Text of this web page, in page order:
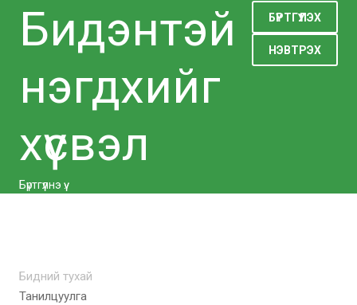
Бидэнтэй
нэгдхийг
хүсвэл
Бүртгүүлнэ үү.
БҮРТГҮҮЛЭХ
НЭВТРЭХ
Бидний тухай
Танилцуулга